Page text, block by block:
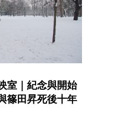
室｜紀念與開始
田昇死後十年